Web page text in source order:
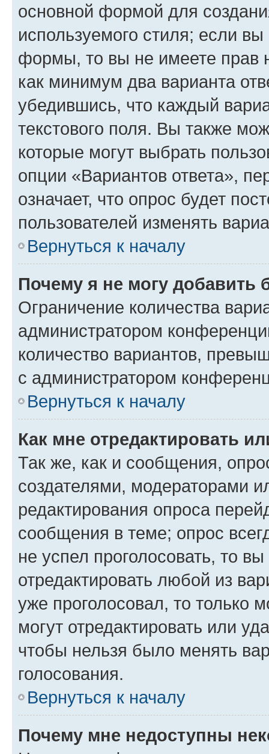
основной формой для
используемого стиля; если
формы, то вы не имеете прав
как минимум два варианта
убедившись, что каждый
текстового поля. Вы также
которые могут выбрать
опции «Вариантов ответа»,
означает, что опрос будет
пользователей изменять
Вернуться к началу
Почему я не могу добавить
Ограничение количества
администратором
количество вариантов,
с администратором
Вернуться к началу
Как мне отредактировать
Так же, как и сообщения,
создателями, модераторами
редактирования опроса
сообщения в теме; опрос
не успел проголосовать, то
отредактировать любой из
уже проголосовал, то только
могут отредактировать или
чтобы нельзя было менять
голосования.
Вернуться к началу
Почему мне недоступны